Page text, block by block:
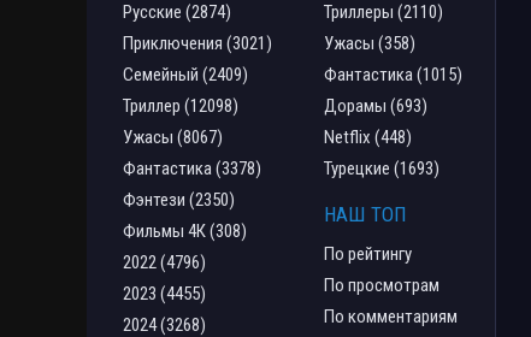
Русские (2874)
Приключения (3021)
Семейный (2409)
Триллер (12098)
Ужасы (8067)
Фантастика (3378)
Фэнтези (2350)
Фильмы 4К (308)
2022 (4796)
2023 (4455)
2024 (3268)
Триллеры (2110)
Ужасы (358)
Фантастика (1015)
Дорамы (693)
Netflix (448)
Турецкие (1693)
НАШ ТОП
По рейтингу
По просмотрам
По комментариям